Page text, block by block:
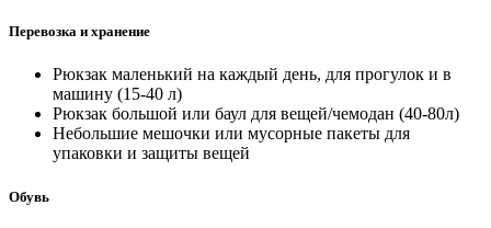
Перевозка и хранение
Рюкзак маленький на каждый день, для прогулок и в
машину (15-40 л)
Рюкзак большой или баул для вещей/чемодан (40-80л)
Небольшие мешочки или мусорные пакеты для
упаковки и защиты вещей
Обувь